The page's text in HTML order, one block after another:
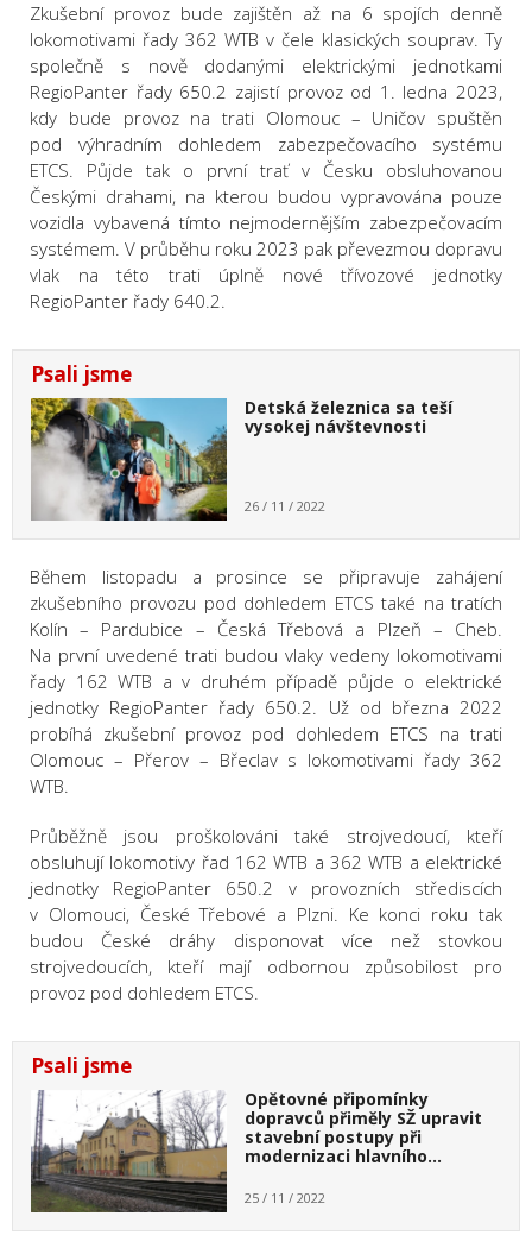
Zkušební provoz bude zajištěn až na 6 spojích denně
lokomotivami řady 362 WTB v čele klasických souprav. Ty
společně s nově dodanými elektrickými jednotkami
RegioPanter řady 650.2 zajistí provoz od 1. ledna 2023,
kdy bude provoz na trati Olomouc – Uničov spuštěn
pod výhradním dohledem zabezpečovacího systému
ETCS. Půjde tak o první trať v Česku obsluhovanou
Českými drahami, na kterou budou vypravována pouze
vozidla vybavená tímto nejmodernějším zabezpečovacím
systémem. V průběhu roku 2023 pak převezmou dopravu
vlak na této trati úplně nové třívozové jednotky
RegioPanter řady 640.2.
Psali jsme
Detská železnica sa teší
vysokej návštevnosti
26 / 11 / 2022
Během listopadu a prosince se připravuje zahájení
zkušebního provozu pod dohledem ETCS také na tratích
Kolín – Pardubice – Česká Třebová a Plzeň – Cheb.
Na první uvedené trati budou vlaky vedeny lokomotivami
řady 162 WTB a v druhém případě půjde o elektrické
jednotky RegioPanter řady 650.2. Už od března 2022
probíhá zkušební provoz pod dohledem ETCS na trati
Olomouc – Přerov – Břeclav s lokomotivami řady 362
WTB.
Průběžně jsou proškolováni také strojvedoucí, kteří
obsluhují lokomotivy řad 162 WTB a 362 WTB a elektrické
jednotky RegioPanter 650.2 v provozních střediscích
v Olomouci, České Třebové a Plzni. Ke konci roku tak
budou České dráhy disponovat více než stovkou
strojvedoucích, kteří mají odbornou způsobilost pro
provoz pod dohledem ETCS.
Psali jsme
Opětovné připomínky
dopravců přiměly SŽ upravit
stavební postupy při
modernizaci hlavního…
25 / 11 / 2022